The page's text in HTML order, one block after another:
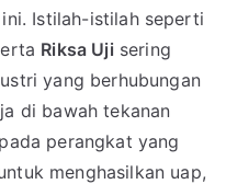
Istilah-istilah seperti
Riksa Uji sering
yang berhubungan
di bawah tekanan
perangkat yang
menghasilkan uap,